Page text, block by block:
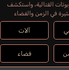
القتالية، واستكشف
في الزمن والفضاء
آلات
فضاء